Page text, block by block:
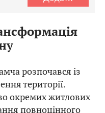
розпочався із
території.
окремих житлових
повноцінного